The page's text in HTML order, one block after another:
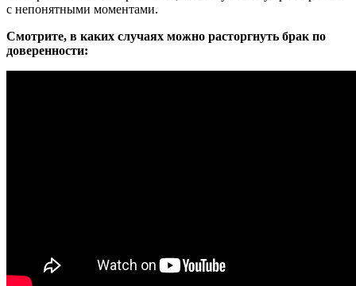
с непонятными моментами.
Смотрите, в каких случаях можно расторгнуть брак по
доверенности: